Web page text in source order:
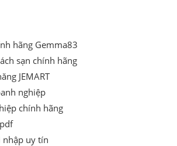
hãng Gemma83
sạn chính hãng
JEMART
nghiệp
chính hãng
nhập uy tín